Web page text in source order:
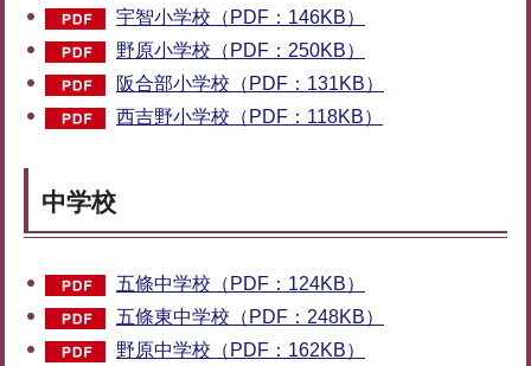
宇智小学校（PDF：146KB）
野原小学校（PDF：250KB）
阪合部小学校（PDF：131KB）
西吉野小学校（PDF：118KB）
中学校
五條中学校（PDF：124KB）
五條東中学校（PDF：248KB）
野原中学校（PDF：162KB）